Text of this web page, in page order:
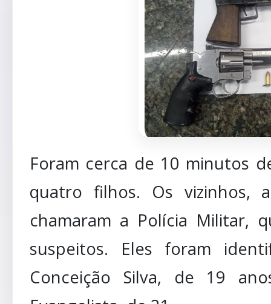
Foram cerca de 10 minutos
quatro filhos. Os vizinhos,
chamaram a Polícia Militar,
suspeitos. Eles foram
Conceição Silva, de 19